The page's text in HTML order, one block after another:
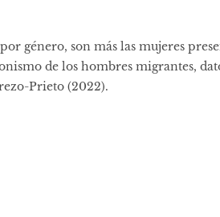
género, son más las mujeres
de los hombres migrantes,
Prieto (2022).